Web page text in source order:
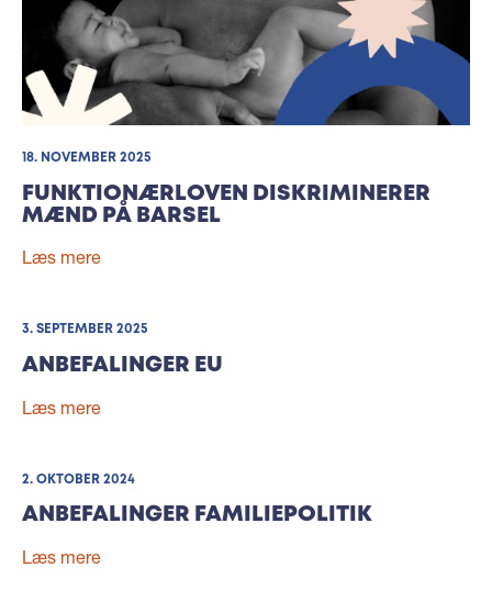
18. NOVEMBER 2025
FUNKTIONÆRLOVEN DISKRIMINERER
MÆND PÅ BARSEL
Læs mere
3. SEPTEMBER 2025
ANBEFALINGER EU
Læs mere
2. OKTOBER 2024
ANBEFALINGER FAMILIEPOLITIK
Læs mere